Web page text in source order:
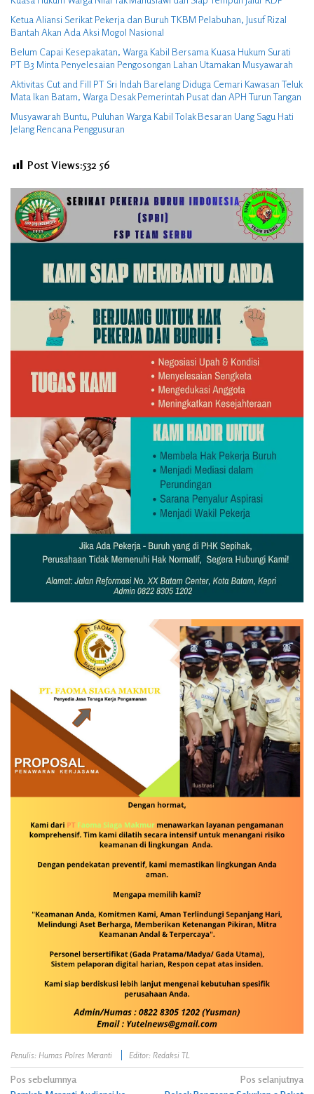
Ketua Aliansi Serikat Pekerja dan Buruh TKBM Pelabuhan, Jusuf Rizal
Bantah Akan Ada Aksi Mogol Nasional
Belum Capai Kesepakatan, Warga Kabil Bersama Kuasa Hukum Surati
PT B3 Minta Penyelesaian Pengosongan Lahan Utamakan Musyawarah
Aktivitas Cut and Fill PT Sri Indah Barelang Diduga Cemari Kawasan Teluk
Mata Ikan Batam, Warga Desak Pemerintah Pusat dan APH Turun Tangan
Musyawarah Buntu, Puluhan Warga Kabil Tolak Besaran Uang Sagu Hati
Jelang Rencana Penggusuran
Post Views:532 56
Penulis: Humas Polres Meranti Editor: Redaksi TL
Navigasi
Pos sebelumnya
Pos selanjutnya